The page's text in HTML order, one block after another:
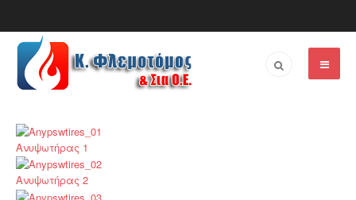
Ανυψωτήρας 1
Ανυψωτήρας 2